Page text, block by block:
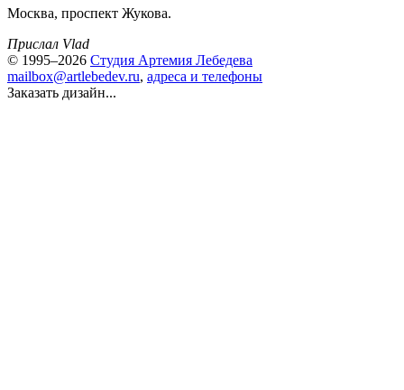
Москва, проспект Жукова.
Прислал Vlad
© 1995–2026 Студия Артемия Лебедева
mailbox@artlebedev.ru, адреса и телефоны
Заказать дизайн...